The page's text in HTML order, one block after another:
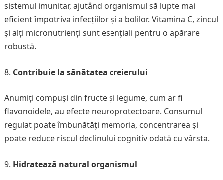
sistemul imunitar, ajutând organismul să lupte mai
eficient împotriva infecțiilor și a bolilor. Vitamina C, zincul
și alți micronutrienți sunt esențiali pentru o apărare
robustă.
Contribuie la sănătatea creierului
Anumiți compuși din fructe și legume, cum ar fi
flavonoidele, au efecte neuroprotectoare. Consumul
regulat poate îmbunătăți memoria, concentrarea și
poate reduce riscul declinului cognitiv odată cu vârsta.
Hidratează natural organismul